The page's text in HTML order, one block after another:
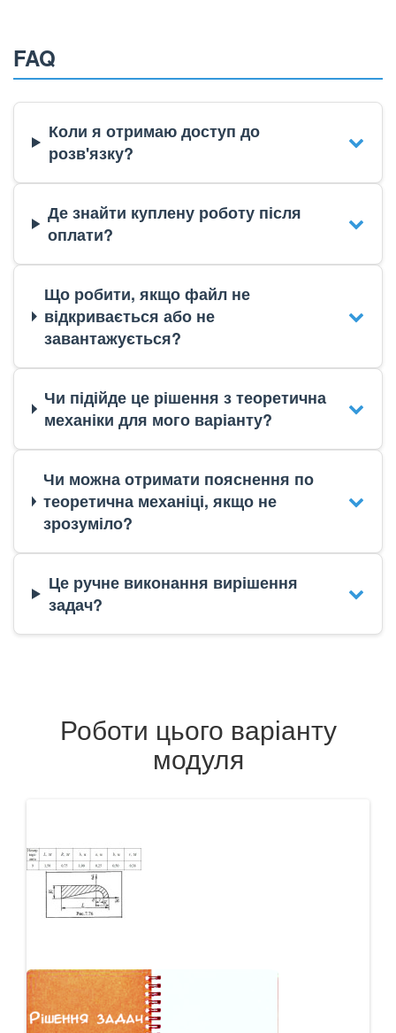
FAQ
Коли я отримаю доступ до
розв'язку?
Де знайти куплену роботу після
оплати?
Що робити, якщо файл не
відкривається або не
завантажується?
Чи підійде це рішення з теоретична
механіки для мого варіанту?
Чи можна отримати пояснення по
теоретична механіці, якщо не
зрозуміло?
Це ручне виконання вирішення
задач?
Роботи цього варіанту
модуля